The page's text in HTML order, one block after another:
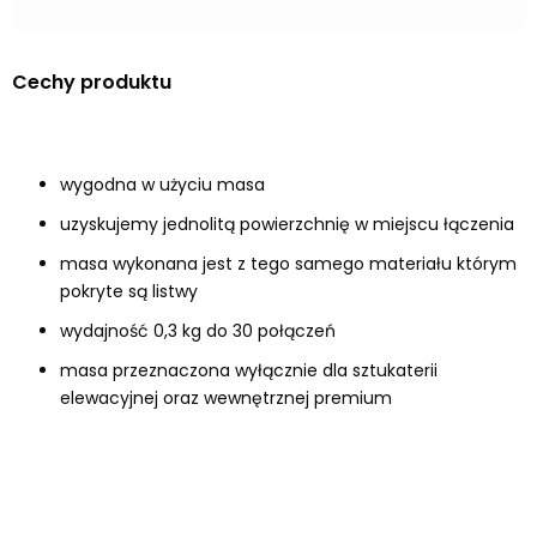
Cechy produktu
wygodna w użyciu masa
uzyskujemy jednolitą powierzchnię w miejscu łączenia
masa wykonana jest z tego samego materiału którym
pokryte są listwy
wydajność 0,3 kg do 30 połączeń
masa przeznaczona wyłącznie dla sztukaterii
elewacyjnej oraz wewnętrznej premium